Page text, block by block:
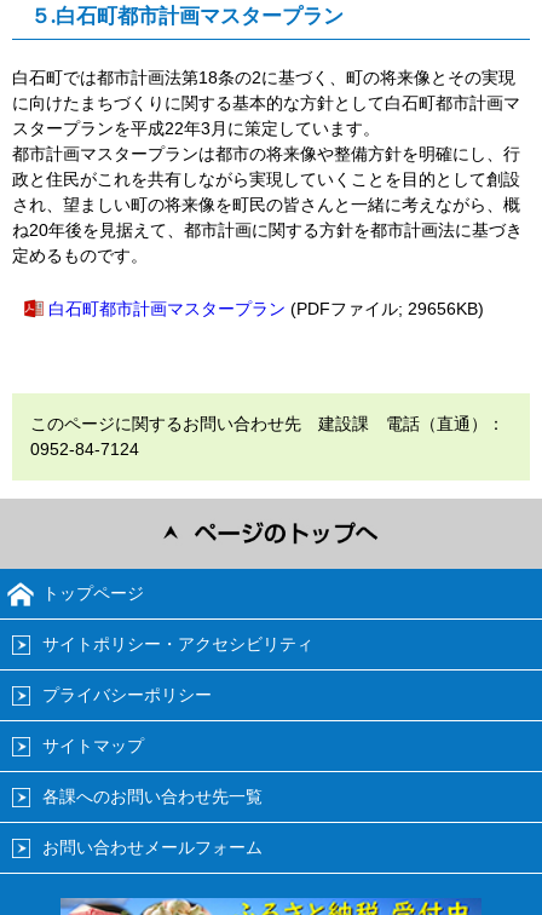
５.白石町都市計画マスタープラン
白石町では都市計画法第18条の2に基づく、町の将来像とその実現
に向けたまちづくりに関する基本的な方針として白石町都市計画マ
スタープランを平成22年3 月に策定しています。
都市計画マスタープランは都市の将来像や整備方針を明確にし、行
政と住民がこれを共有しながら実現していくことを目的として創設
され、望ましい町の将来像を町民の皆さんと一緒に考えながら、概
ね20年後を見据えて、都市計画に関する方針を都市計画法に基づき
定めるものです。
白石町都市計画マスタープラン (PDFファイル; 29656KB)
このページに関するお問い合わせ先 建設課 電話（直通）：
0952-84-7124
トップページ
サイトポリシー・アクセシビリティ
プライバシーポリシー
サイトマップ
各課へのお問い合わせ先一覧
お問い合わせメールフォーム